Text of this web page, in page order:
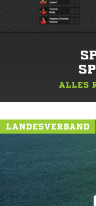
ALLES
LANDESVERBAND